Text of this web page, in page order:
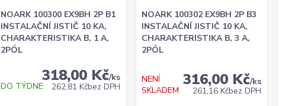
NOARK 100300 EX9BH 2P B1
INSTALAČNÍ JISTIČ 10 KA,
CHARAKTERISTIKA B, 1 A,
2PÓL
318,00 Kč/ks
262,81 Kčbez DPH
DO TÝDNE
NOARK 100302 EX9BH 2P B3
INSTALAČNÍ JISTIČ 10 KA,
CHARAKTERISTIKA B, 3 A,
2PÓL
316,00 Kč/ks
261,16 Kčbez DPH
NENÍ
SKLADEM